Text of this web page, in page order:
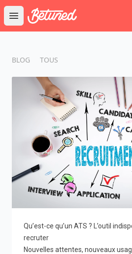
Open main menu
Betuned
BLOG TOUS
Qu’est-ce qu’un ATS ? L’outil
recruter
Nouvelles attentes, nouveaux